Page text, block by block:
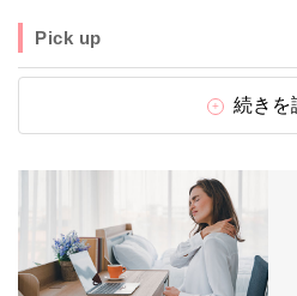
Pick up
続きを